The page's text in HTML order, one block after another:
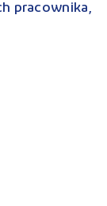
pracownika,